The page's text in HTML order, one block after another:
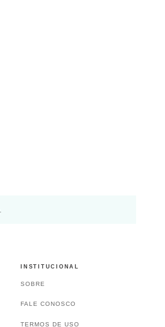
INSTITUCIONAL
SOBRE
FALE CONOSCO
TERMOS DE USO